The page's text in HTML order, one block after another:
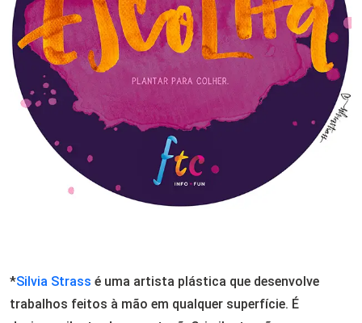
*Silvia Strass é uma artista plástica que desenvolve
trabalhos feitos à mão em qualquer superfície. É